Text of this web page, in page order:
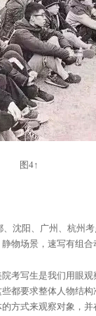
图4↑
沈阳、广州 、 杭州
物场景，速写有组合
考写生是我们用眼
都要求整体人物结
方式来观察对象，并